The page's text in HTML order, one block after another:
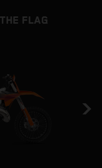
FLAG